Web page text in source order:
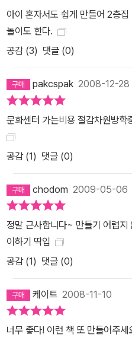
아이 혼자서도 쉽게 만들어 2층
놀이도 한다.
공감 (3) 댓글 (0)
pakcspak 2008-12-28
문화센터 가는비용 절감차원방
공감 (1) 댓글 (0)
chodom 2009-05-06
정말 근사합니다~ 만들기 어렵지
이하기 딱입
공감 (1) 댓글 (0)
케이트 2008-11-10
너무 좋다! 이런 책 또 만들어주세